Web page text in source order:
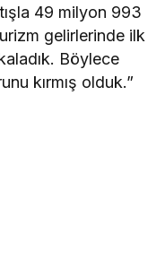
49 milyon 993
gelirlerinde ilk
Böylece
kırmış olduk.”